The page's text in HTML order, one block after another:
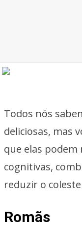
Todos nós
deliciosas, mas
que elas
cognitivas,
reduzir o
Romãs